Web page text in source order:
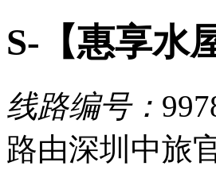
S-【惠享水
线路编号：
路由深圳中旅